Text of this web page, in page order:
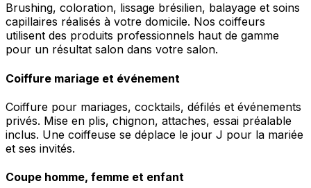
Brushing, coloration, lissage brésilien, balayage et soins
capillaires réalisés à votre domicile. Nos coiffeurs
utilisent des produits professionnels haut de gamme
pour un résultat salon dans votre salon.
Coiffure mariage et événement
Coiffure pour mariages, cocktails, défilés et événements
privés. Mise en plis, chignon, attaches, essai préalable
inclus. Une coiffeuse se déplace le jour J pour la mariée
et ses invités.
Coupe homme, femme et enfant